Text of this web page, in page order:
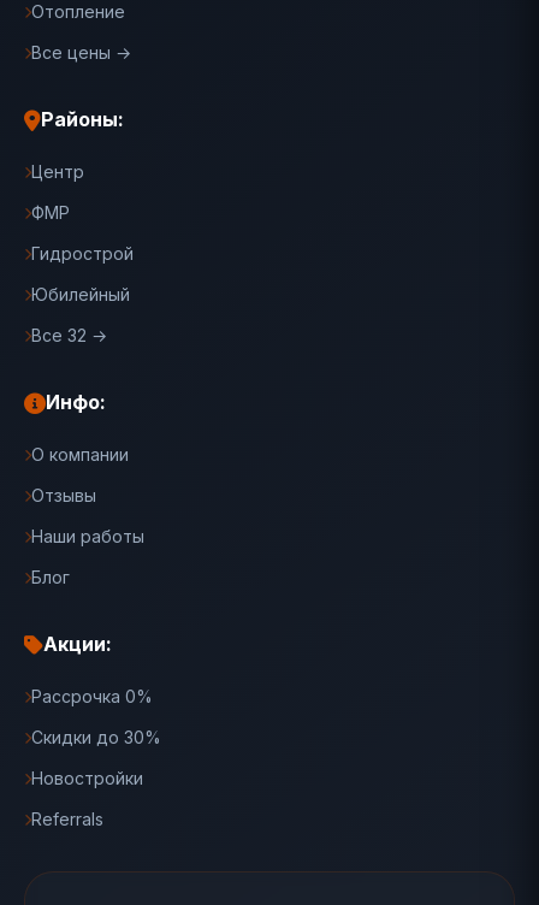
Отопление
Все цены →
Районы:
Центр
ФМР
Гидрострой
Юбилейный
Все 32 →
Инфо:
О компании
Отзывы
Наши работы
Блог
Акции:
Рассрочка 0%
Скидки до 30%
Новостройки
Referrals